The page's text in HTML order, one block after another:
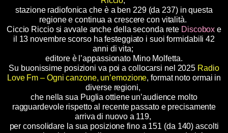
stazione radiofonica che è a ben 229 (da 237) in questa
regione e continua a crescere con vitalità.
Ciccio Riccio si avvale anche della seconda rete Discoboxe
il 13 novembre scorso ha festeggiato i suoi formidabili 42
anni di vita;
editore è l’appassionato Mino Molfetta.
Su buonissime posizioni va poi a collocarsi nel 2025 Radio
Love Fm – Ogni canzone, un’emozione, format noto ormai in
diverse regioni,
che nella sua Puglia ottiene un’audience molto
ragguardevole rispetto al recente passato e precisamente
arriva di nuovo a 119,
per consolidare la sua posizione fino a 151 (da 140) ascolti